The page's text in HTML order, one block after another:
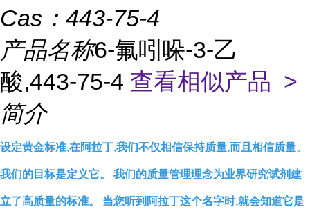
Cas： 443-75-4
产品名称6-氟吲哚-3-乙
酸,443-75-4 查看相似产品 >
简介
设定黄金标准,在阿拉丁,我们不仅相信保持质量,而且相信质量。
我们的目标是定义它。 我们的质量管理理念为业界研究试剂建
立了高质量的标准。 当您听到阿拉丁这个名字时,就会知道它是